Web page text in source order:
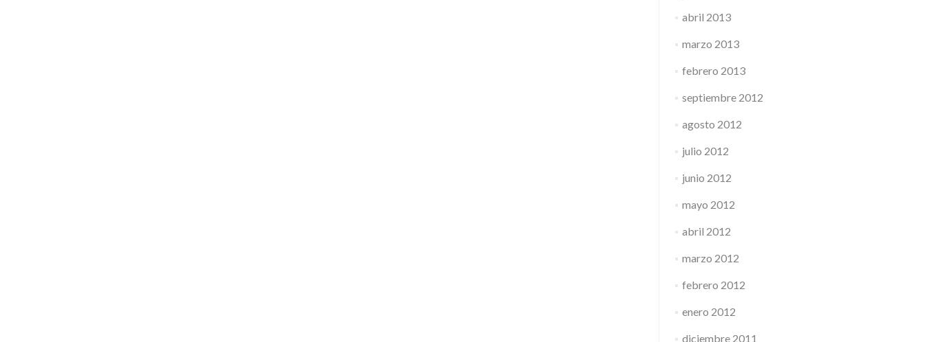
abril 2013
marzo 2013
febrero 2013
septiembre 2012
agosto 2012
julio 2012
junio 2012
mayo 2012
abril 2012
marzo 2012
febrero 2012
enero 2012
diciembre 2011